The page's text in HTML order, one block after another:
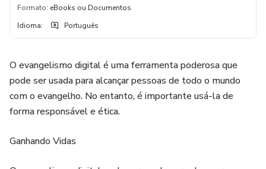
Formato: eBooks ou Documentos
Idioma: Português
O evangelismo digital é uma ferramenta poderosa que
pode ser usada para alcançar pessoas de todo o mundo
com o evangelho. No entanto, é importante usá-la de
forma responsável e ética.
Ganhando Vidas